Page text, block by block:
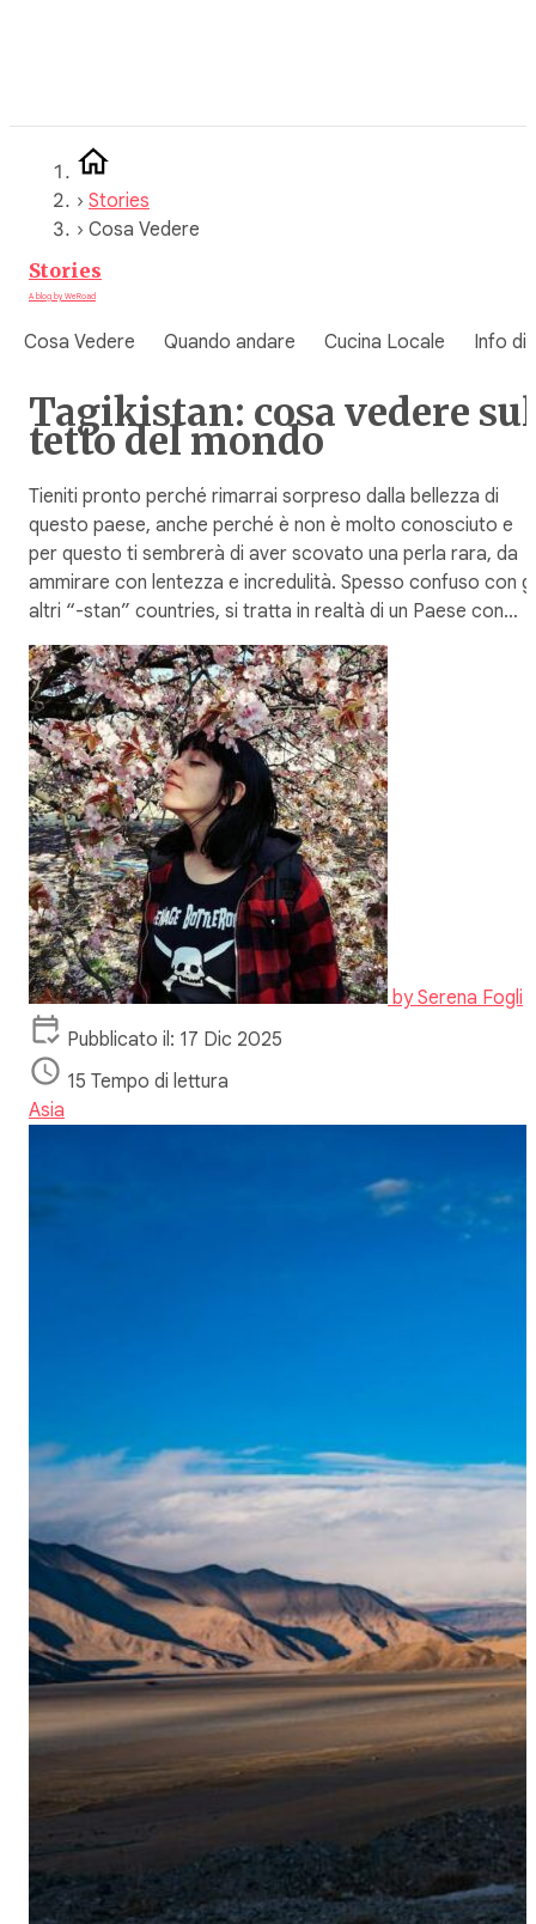
› Stories
› Cosa Vedere
Stories
A blog by WeRoad
Cosa Vedere Quando andare Cucina Locale Info di
Tagikistan: cosa vedere sul
tetto del mondo
Tieniti pronto perché rimarrai sorpreso dalla bellezza di
questo paese, anche perché è non è molto conosciuto e
per questo ti sembrerà di aver scovato una perla rara, da
ammirare con lentezza e incredulità. Spesso confuso con
altri “-stan” countries, si tratta in realtà di un Paese con…
bySerena Fogli
Pubblicato il: 17 Dic 2025
15 Tempo di lettura
Asia